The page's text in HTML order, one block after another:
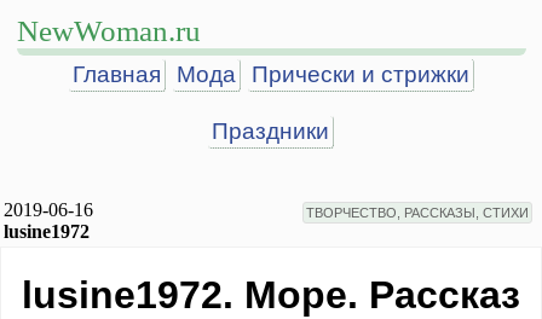
NewWoman.ru
Главная Мода Прически и стрижки
Праздники
2019-06-16
lusine1972
ТВОРЧЕСТВО, РАССКАЗЫ, СТИХИ
lusine1972. Море. Рассказ